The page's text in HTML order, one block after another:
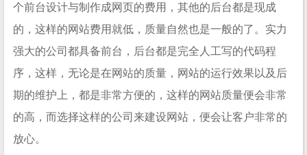
个前台设计与制作成网页的费用，其他的后台都是现成
的，这样的网站费用就低，质量自然也是一般的了。实力
强大的公司都具备前台，后台都是完全人工写的代码程
序，这样，无论是在网站的质量，网站的运行效果以及后
期的维护上，都是非常方便的，这样的网站质量便会非常
的高，而选择这样的公司来建设网站，便会让客户非常的
放心。